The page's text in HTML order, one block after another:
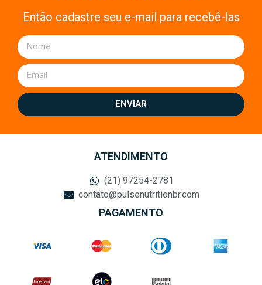
Então cadastre seu e-mail para recebê-las
ENVIAR
ATENDIMENTO
(21) 97254-2781
contato@pulsenutritionbr.com
PAGAMENTO